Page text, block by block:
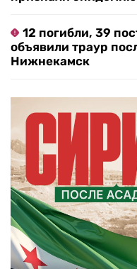
12 погибли, 39
объявили траур
Нижнекамск